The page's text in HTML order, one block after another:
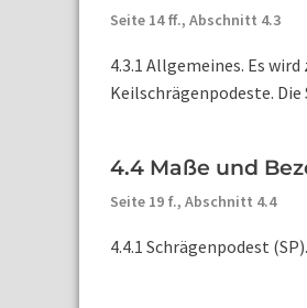
Seite 14 ff., Abschnitt 4.3
4.3.1 Allgemeines. Es
Keilschrägenpodeste.
4.4 Maße und
Seite 19 f., Abschnitt 4.4
4.4.1 Schrägenpodest